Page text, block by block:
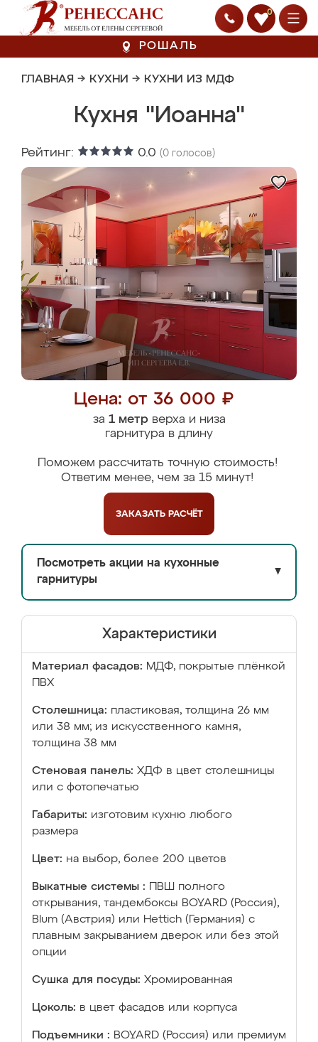
0
РОШАЛЬ
ГЛАВНАЯ → КУХНИ → КУХНИ ИЗ МДФ
Кухня "Иоанна"
Рейтинг: 0.0 (0 голосов)
Цена: от 36 000 ₽
за 1 метрверха и низа
гарнитура в длину
Поможем рассчитать точную стоимость!
Ответим менее, чем за 15 минут!
ЗАКАЗАТЬ РАСЧЁТ
Посмотреть акции на кухонные
гарнитуры
▼
Характеристики
Материал фасадов: МДФ, покрытые плёнкой
ПВХ
Столешница: пластиковая, толщина 26 мм
или 38 мм; из искусственного камня,
толщина 38 мм
Стеновая панель: ХДФ в цвет столешницы
или с фотопечатью
Габариты: изготовим кухню любого
размера
Цвет: на выбор, более 200 цветов
Выкатные системы :
ПВШ полного
открывания, тандембоксы BOYARD (Россия),
Blum (Австрия) или Hettich (Германия) с
плавным закрыванием дверок или без этой
опции
Сушка для посуды: Хромированная
Цоколь: в цвет фасадов или корпуса
Подъемники : BOYARD (Россия) или премиум